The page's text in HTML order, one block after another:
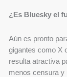
¿Es Bluesky el
Aún es pronto
gigantes como X
resulta atractiva
menos censura y